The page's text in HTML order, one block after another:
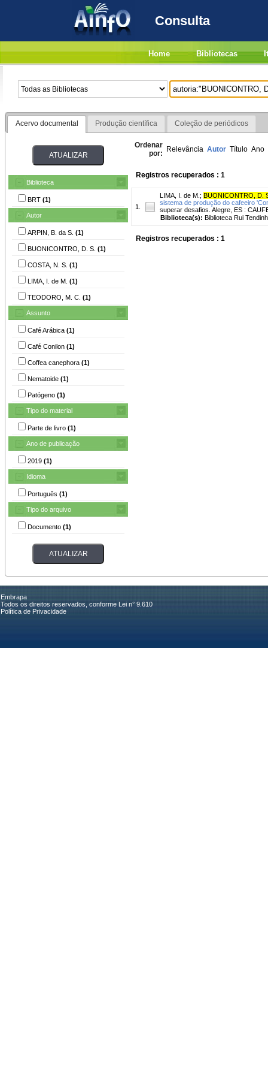
Consulta
Home Bibliotecas
Acervo documental Produção científica Coleção de periódicos
Biblioteca
BRT (1)
Autor
ARPIN, B. da S. (1)
BUONICONTRO, D. S. (1)
COSTA, N. S. (1)
LIMA, I. de M. (1)
TEODORO, M. C. (1)
Assunto
Café Arábica (1)
Café Conilon (1)
Coffea canephora (1)
Nematoide (1)
Patógeno (1)
Tipo do material
Parte de livro (1)
Ano de publicação
2019 (1)
Idioma
Português (1)
Tipo do arquivo
Documento (1)
Ordenar
por: Relevância Autor Título Ano
Registros recuperados : 1
1.
LIMA, I. de M. ; BUONICONTRO, D.
sistema de produção do cafeeiro
superar desafios. Alegre, ES :
Biblioteca(s): Biblioteca Rui
Registros recuperados : 1
Embrapa
Todos os direitos reservados, conforme Lei n° 9.610
Política de Privacidade